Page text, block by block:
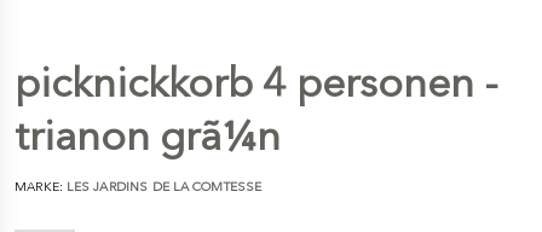
picknickkorb 4 personen -
trianon grã¼n
MARKE: LES JARDINS DE LA COMTESSE